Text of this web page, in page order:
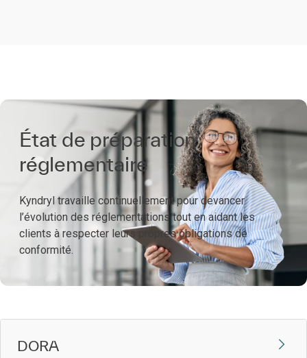
État de préparation
réglementaire
Kyndryl travaille continuellement pour devancer
l’évolution des réglementations tout en aidant les
clients à respecter leurs propres obligations de
conformité.
DORA